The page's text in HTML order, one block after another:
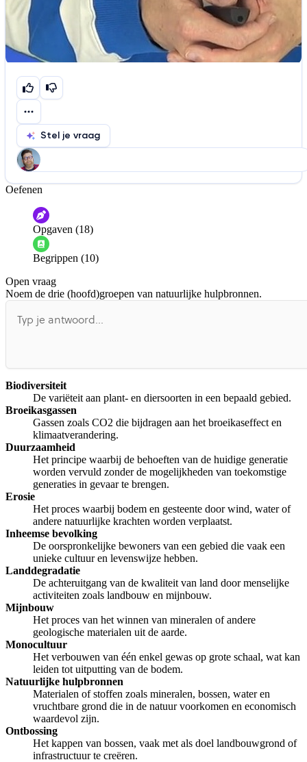
Stel je vraag
Help ons de video te verbeteren
De audio is slecht
Informatie is onjuist
De docent is te langdradig
De uitleg gaat te langzaam
Oefenen
Opgaven (18)
Begrippen (10)
Open vraag
Noem de drie (hoofd)groepen van natuurlijke hulpbronnen.
Biodiversiteit
De variëteit aan plant- en diersoorten in een bepaald gebied.
Broeikasgassen
Gassen zoals CO2 die bijdragen aan het broeikaseffect en
klimaatverandering.
Duurzaamheid
Het principe waarbij de behoeften van de huidige generatie
worden vervuld zonder de mogelijkheden van toekomstige
generaties in gevaar te brengen.
Erosie
Het proces waarbij bodem en gesteente door wind, water of
andere natuurlijke krachten worden verplaatst.
Inheemse bevolking
De oorspronkelijke bewoners van een gebied die vaak een
unieke cultuur en levenswijze hebben.
Landdegradatie
De achteruitgang van de kwaliteit van land door menselijke
activiteiten zoals landbouw en mijnbouw.
Mijnbouw
Het proces van het winnen van mineralen of andere
geologische materialen uit de aarde.
Monocultuur
Het verbouwen van één enkel gewas op grote schaal, wat kan
leiden tot uitputting van de bodem.
Natuurlijke hulpbronnen
Materialen of stoffen zoals mineralen, bossen, water en
vruchtbare grond die in de natuur voorkomen en economisch
waardevol zijn.
Ontbossing
Het kappen van bossen, vaak met als doel landbouwgrond of
infrastructuur te creëren.